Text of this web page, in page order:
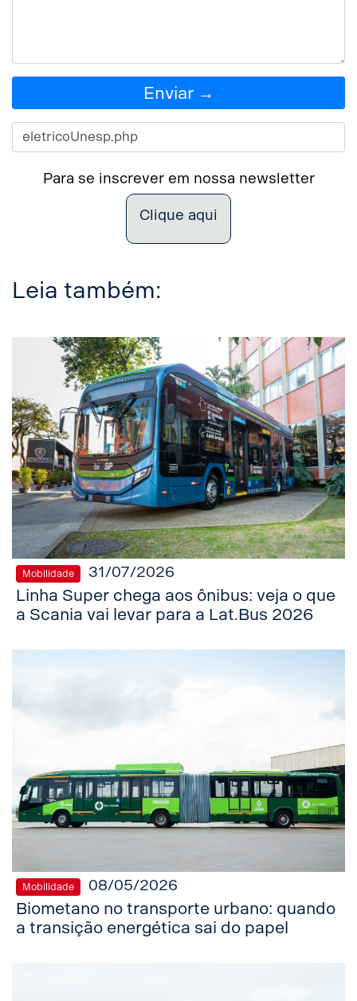
Enviar →
Para se inscrever em nossa newsletter
Clique aqui
Leia também:
Mobilidade 31/07/2026
Linha Super chega aos ônibus: veja o que
a Scania vai levar para a Lat.Bus 2026
Mobilidade 08/05/2026
Biometano no transporte urbano: quando
a transição energética sai do papel